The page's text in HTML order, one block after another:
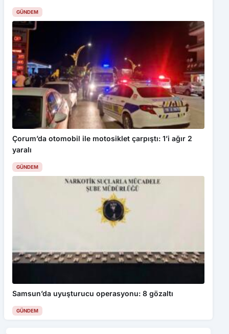
GÜNDEM
Çorum’da otomobil ile motosiklet çarpıştı: 1’i ağır 2
yaralı
GÜNDEM
Samsun’da uyuşturucu operasyonu: 8 gözaltı
GÜNDEM